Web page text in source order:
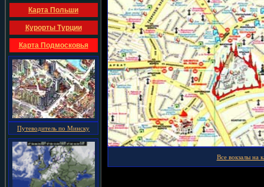
Карта Польши
Курорты Турции
Карта Подмосковья
Путеводитель по Минску
Все вокзалы на